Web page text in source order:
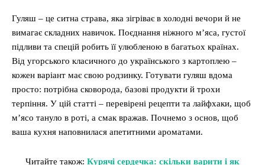
Гуляш – це ситна страва, яка зігріває в холодні вечори й не
вимагає складних навичок. Поєднання ніжного м’яса, густої
підливи та спецій робить її улюбленою в багатьох країнах.
Від угорського класичного до українського з картоплею –
кожен варіант має свою родзинку. Готувати гуляш вдома
просто: потрібна сковорода, базові продукти й трохи
терпіння. У цій статті – перевірені рецепти та лайфхаки, щоб
м’ясо тануло в роті, а смак вражав. Почнемо з основ, щоб
ваша кухня наповнилася апетитними ароматами.
Читайте також: Курячі сердечка: скільки варити і як